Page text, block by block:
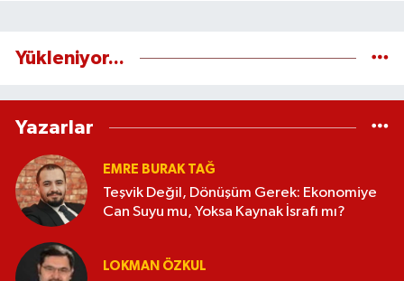
Yükleniyor...
Yazarlar
EMRE BURAK TAĞ
Teşvik Değil, Dönüşüm Gerek: Ekonomiye
Can Suyu mu, Yoksa Kaynak İsrafı mı?
LOKMAN ÖZKUL